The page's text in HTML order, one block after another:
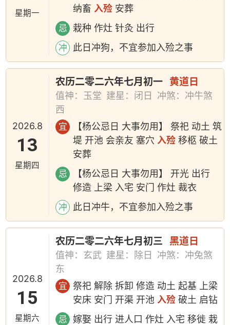
星期一
纳畜入殓 安葬
忌 栽种 作灶 针灸 出行
冲 此日冲狗，不宜参加入殓之事
2026.8
13
星期四
农历二零二六年七月初一 黄道日
值神：玉堂 建星：闭日
冲煞：冲牛煞
西
宜
【杨公忌日 大事勿用】 祭祀 动土 筑
堤 开池 会亲友 塞穴 入殓 移柩 破土
安葬
忌
【杨公忌日 大事勿用】 开光 出行
修造 上梁 入宅 安门 作灶 裁衣
冲 此日冲牛，不宜参加入殓之事
2026.8
15
星期六
农历二零二六年七月初三 黑道日
值神：玄武 建星：除日
冲煞：冲兔煞
东
宜
祭祀 解除 拆卸 修造 动土 起基 上梁
安床 安门 开渠 开池 入殓 破土 启钻
忌
嫁娶 出行 进人口 作灶 入宅 移徙 栽